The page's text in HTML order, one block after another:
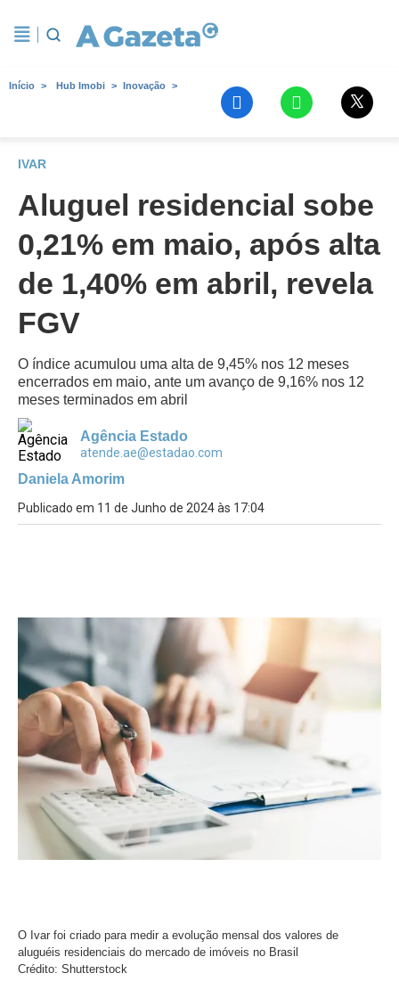
Início Hub Imobi Inovação
IVAR
Aluguel residencial sobe
0,21% em maio, após alta
de 1,40% em abril, revela
FGV
O índice acumulou uma alta de 9,45% nos 12 meses
encerrados em maio, ante um avanço de 9,16% nos 12
meses terminados em abril
Agência Estado
atende.ae@estadao.com
Daniela Amorim
Publicado em 11 de Junho de 2024 às 17:04
O Ivar foi criado para medir a evolução mensal dos valores de
aluguéis residenciais do mercado de imóveis no Brasil
Crédito: Shutterstock